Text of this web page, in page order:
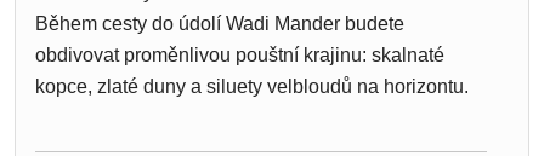
Během cesty do údolí Wadi Mander budete
obdivovat proměnlivou pouštní krajinu: skalnaté
kopce, zlaté duny a siluety velbloudů na horizontu.